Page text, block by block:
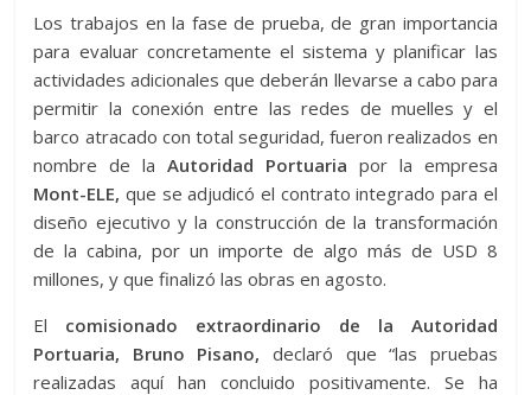
Los trabajos en la fase de prueba, de gran importancia
para evaluar concretamente el sistema y planificar las
actividades adicionales que deberán llevarse a cabo para
permitir la conexión entre las redes de muelles y el
barco atracado con total seguridad, fueron realizados en
nombre de la Autoridad Portuaria por la empresa
Mont-ELE, que se adjudicó el contrato integrado para el
diseño ejecutivo y la construcción de la transformación
de la cabina, por un importe de algo más de USD 8
millones, y que finalizó las obras en agosto.
El comisionado extraordinario de la Autoridad
Portuaria, Bruno Pisano, declaró que “las pruebas
realizadas aquí han concluido positivamente. Se ha